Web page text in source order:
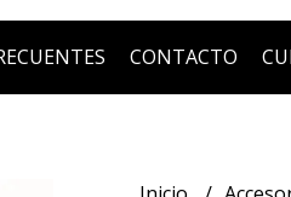
CONTACTO